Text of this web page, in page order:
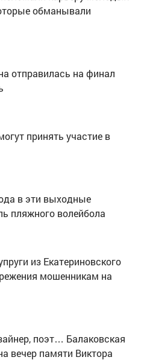
обманывали
отправилась на финал
принять участие в
в эти выходные
пляжного волейбола
из Екатериновского
мошенникам на
поэт… Балаковская
вечер памяти Виктора